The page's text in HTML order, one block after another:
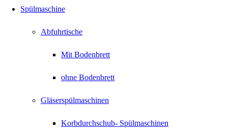
Spülmaschine
Abfuhrtische
Mit Bodenbrett
ohne Bodenbrett
Gläserspülmaschinen
Korbdurchschub- Spülmaschinen